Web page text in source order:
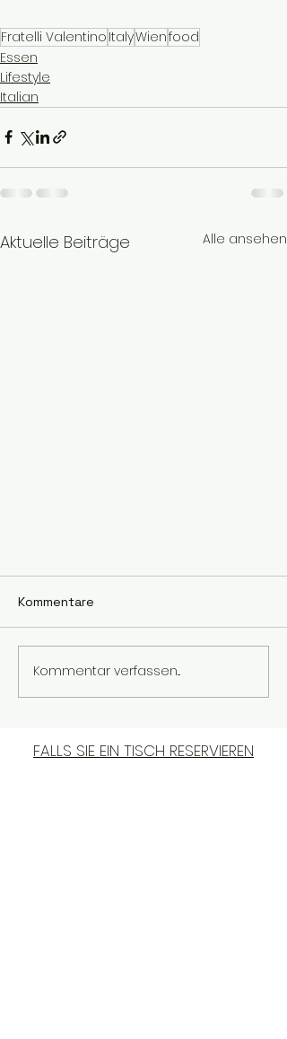
Fratelli Valentino ItalyWienfood
Essen
Lifestyle
Italian
Aktuelle Beiträge Alle ansehen
Fratelli Valentino
Kommentare
Kommentar verfassen...
FALLS SIE EIN TISCH RESERVIEREN